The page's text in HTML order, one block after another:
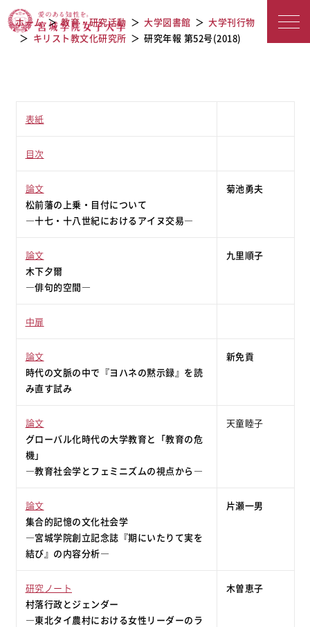
研究年報 第52号(2018)
ホーム 教育・研究活動 大学図書館
大学刊行物
キリスト教文化研究所
研究年報 第52号(2018)
表紙
目次
論文
松前藩の上乗・目付について
―十七・十八世紀におけるアイヌ交易―
菊池勇夫
論文
木下夕爾
―俳句的空間―
九里順子
中扉
論文
時代の文脈の中で『ヨハネの黙示録』を読
み直す試み
新免貢
論文
グローバル化時代の大学教育と「教育の危
機」
―教育社会学とフェミニズムの視点から―
天童睦子
論文
集合的記憶の文化社会学
―宮城学院創立記念誌『期にいたりて実を
結び』の内容分析―
片瀬一男
研究ノート
村落行政とジェンダー
―東北タイ農村における女性リーダーのラ
木曽恵子